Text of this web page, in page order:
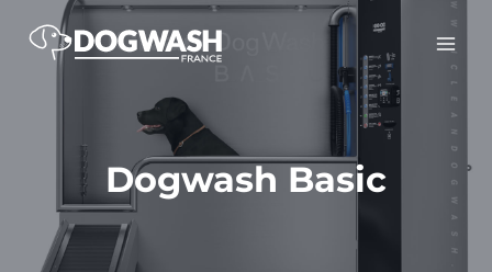
Dogwash Basic